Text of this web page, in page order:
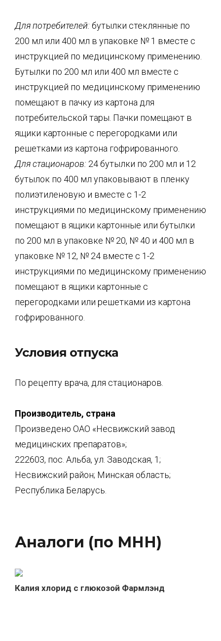
Для потребителей: бутылки стеклянные по
200 мл или 400 мл в упаковке № 1 вместе с
инструкцией по медицинскому применению.
Бутылки по 200 мл или 400 мл вместе с
инструкцией по медицинскому применению
помещают в пачку из картона для
потребительской тары. Пачки помещают в
ящики картонные с перегородками или
решетками из картона гофрированного.
Для стационаров: 24 бутылки по 200 мл и 12
бутылок по 400 мл упаковывают в пленку
полиэтиленовую и вместе с 1-2
инструкциями по медицинскому применению
помещают в ящики картонные или бутылки
по 200 мл в упаковке № 20, № 40 и 400 мл в
упаковке № 12, № 24 вместе с 1-2
инструкциями по медицинскому применению
помещают в ящики картонные с
перегородками или решетками из картона
гофрированного.
Условия отпуска
По рецепту врача, для стационаров.
Производитель, страна
Произведено ОАО «Несвижский завод
медицинских препаратов»;
222603, пос. Альба, ул. Заводская, 1;
Несвижский район; Минская область;
Республика Беларусь.
Аналоги (по МНН)
Калия хлорид с глюкозой Фармлэнд